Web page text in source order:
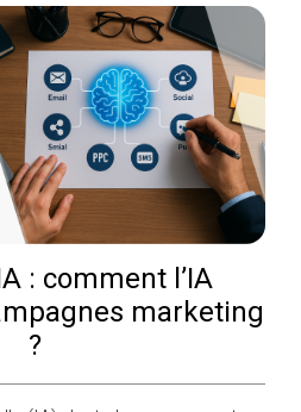
: comment l’IA
marketing
?